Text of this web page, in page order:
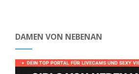
DAMEN VON NEBENAN